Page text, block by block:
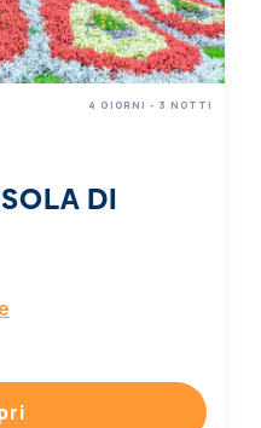
DI
4 GIORNI - 3 NOTTI